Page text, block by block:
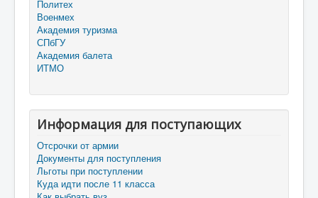
Политех
Военмех
Академия туризма
СПбГУ
Академия балета
ИТМО
Информация для поступающих
Отсрочки от армии
Документы для поступления
Льготы при поступлении
Куда идти после 11 класса